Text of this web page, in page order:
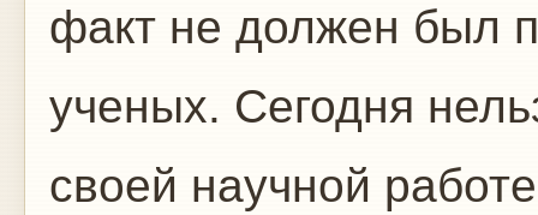
факт не должен был
ученых. Сегодня
своей научной